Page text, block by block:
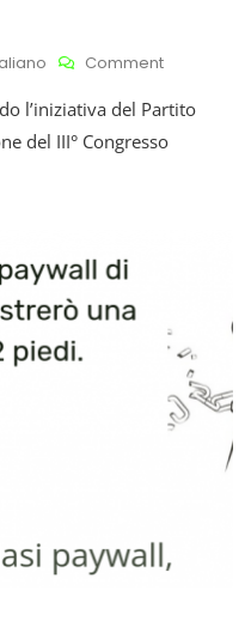
CommentOn
Pirati
Al
Premio
Nobel
Per
La
Pace
l’iniziativa del Partito
del III° Congresso